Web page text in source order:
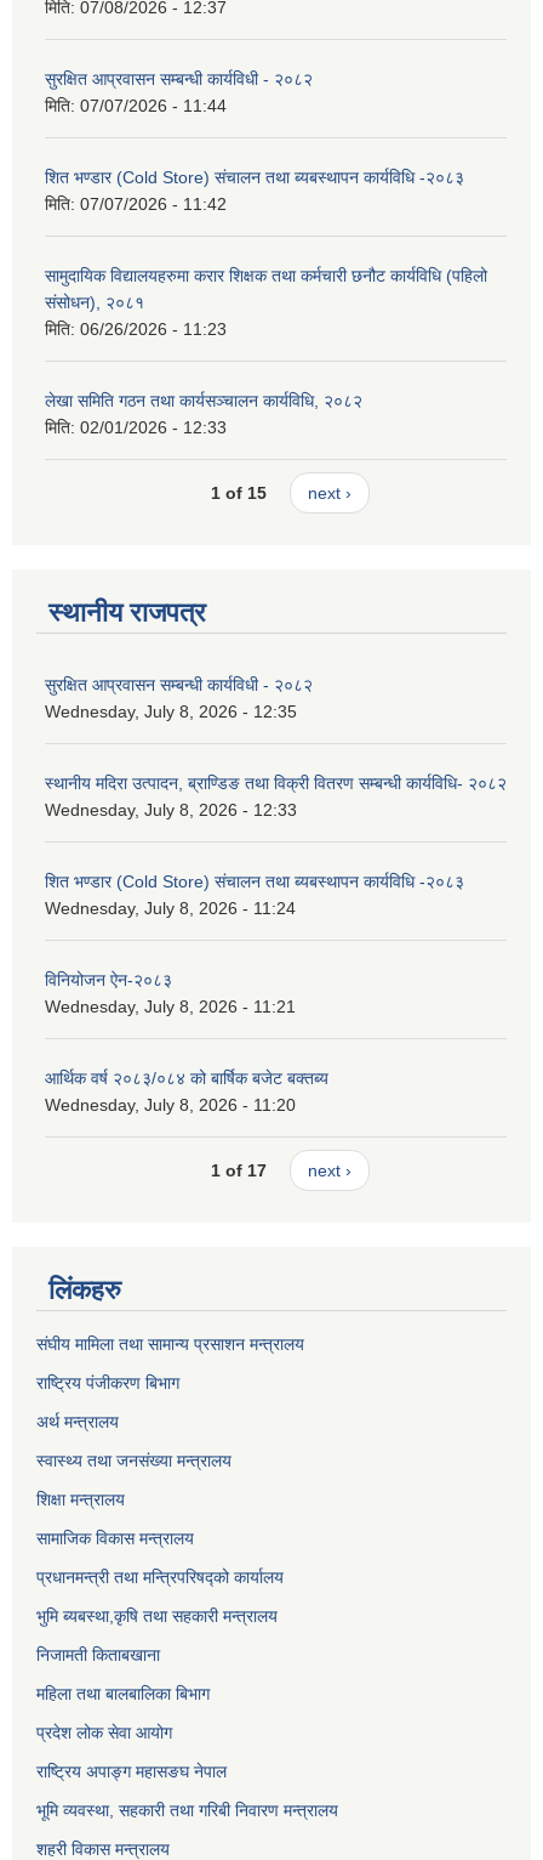
मिति: 07/08/2026 - 12:37
सुरक्षित आप्रवासन सम्बन्धी कार्यविधी - २०८२
मिति: 07/07/2026 - 11:44
शित भण्डार (Cold Store) संचालन तथा ब्यबस्थापन कार्यविधि -२०८३
मिति: 07/07/2026 - 11:42
सामुदायिक विद्यालयहरुमा करार शिक्षक तथा कर्मचारी छनौट कार्यविधि (पहिलो
संसोधन), २०८१
मिति: 06/26/2026 - 11:23
लेखा समिति गठन तथा कार्यसञ्चालन कार्यविधि, २०८२
मिति: 02/01/2026 - 12:33
1 of 15 next ›
स्थानीय राजपत्र
सुरक्षित आप्रवासन सम्बन्धी कार्यविधी - २०८२
Wednesday, July 8, 2026 - 12:35
स्थानीय मदिरा उत्पादन, ब्राण्डिङ तथा विक्री वितरण सम्बन्धी कार्यविधि- २०८२
Wednesday, July 8, 2026 - 12:33
शित भण्डार (Cold Store) संचालन तथा ब्यबस्थापन कार्यविधि -२०८३
Wednesday, July 8, 2026 - 11:24
विनियोजन ऐन-२०८३
Wednesday, July 8, 2026 - 11:21
आर्थिक वर्ष २०८३/०८४ को बार्षिक बजेट बक्तब्य
Wednesday, July 8, 2026 - 11:20
1 of 17 next ›
लिंकहरु
संघीय मामिला तथा सामान्य प्रसाशन मन्त्रालय
राष्ट्रिय पंजीकरण बिभाग
अर्थ मन्त्रालय
स्वास्थ्य तथा जनसंख्या मन्त्रालय
शिक्षा मन्त्रालय
सामाजिक विकास मन्त्रालय
प्रधानमन्त्री तथा मन्त्रिपरिषद्को कार्यालय
भुमि ब्यबस्था,कृषि तथा सहकारी मन्त्रालय
निजामती किताबखाना
महिला तथा बालबालिका बिभाग
प्रदेश लोक सेवा आयोग
राष्ट्रिय अपाङ्ग महासङघ नेपाल
भूमि व्यवस्था, सहकारी तथा गरिबी निवारण मन्त्रालय
शहरी विकास मन्त्रालय